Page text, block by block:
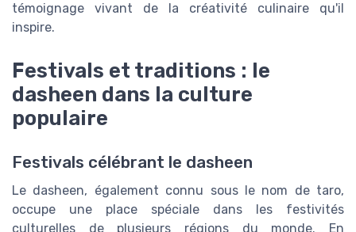
témoignage vivant de la créativité culinaire qu'il
inspire.
Festivals et traditions : le
dasheen dans la culture
populaire
Festivals célébrant le dasheen
Le dasheen, également connu sous le nom de taro,
occupe une place spéciale dans les festivités
culturelles de plusieurs régions du monde. En